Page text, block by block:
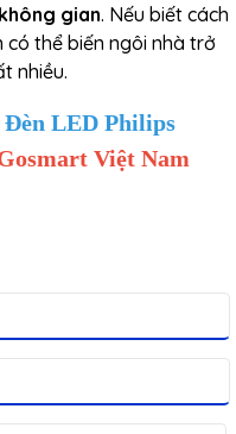
gian. Nếu biết cách
thể biến ngôi nhà trở
nhiều.
Đèn LED Philips
Việt Nam